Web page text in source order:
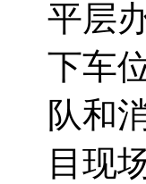
平层
下车
队和
目现